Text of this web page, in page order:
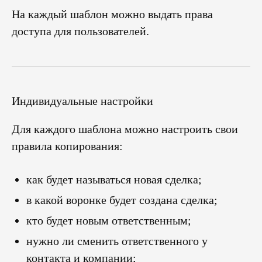
На каждый шаблон можно выдать права
доступа для пользователей.
Индивидуальные настройки
Для каждого шаблона можно настроить свои
правила копирования:
как будет называться новая сделка;
в какой воронке будет создана сделка;
кто будет новым ответственным;
нужно ли сменить ответственного у
контакта и компании;